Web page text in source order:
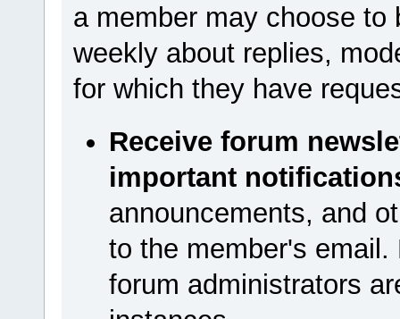
a member may choose to
weekly about replies,
for which they have
Receive forum
important
announcements, and
to the member's
forum administrators